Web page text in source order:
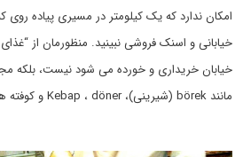
امکان ندارد که یک کیلومتر در مسیری پیاده
خیابانی و اسنک فروشی نبینید. منظورمان از
خیابان خریداری و خورده می شود نیست، بلکه
مانند börek (شیرینی)، Kebap ، döner و کوفته هم مدنظر ما هستند.